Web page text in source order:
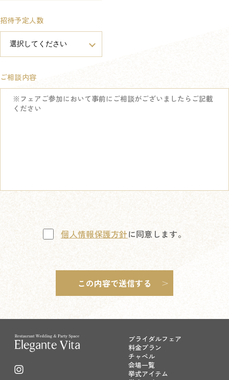
招待予定人数
ご相談内容
個人情報保護方針に同意します。
ブライダルフェア
料金プラン
チャペル
会場一覧
挙式アイテム